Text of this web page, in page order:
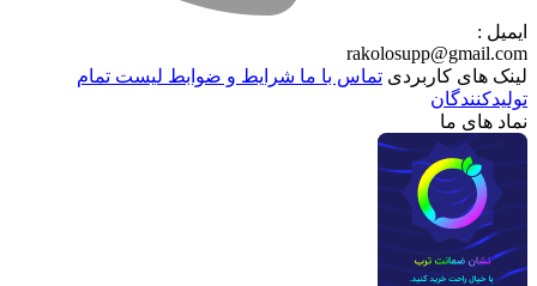
ایمیل :
rakolosupp@gmail.com
لینک های کاربردی تماس با ماشرایط و ضوابطلیست تمام
تولیدکنندگان
نماد های ما